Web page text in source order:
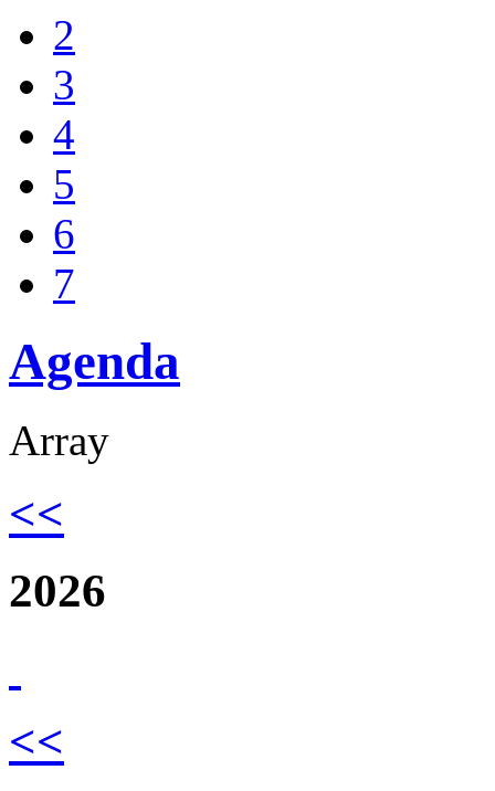
2
3
4
5
6
7
Agenda
Array
<<
2026
<<